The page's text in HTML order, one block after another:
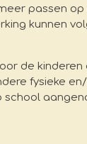
passen
kunnen
de
fysieke